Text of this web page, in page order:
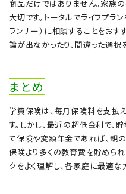
商品だけではありません。家族
大切です。トータルでライフプラ
ランナー）に相談することをおす
論が出なかったり、間違った選択
まとめ
学資保険は、毎月保険料を支払
す。しかし、最近の超低金利で、
て保険や変額年金であれば、親
保険より多くの教育費を貯めら
クをよく理解し、各家庭に最適な